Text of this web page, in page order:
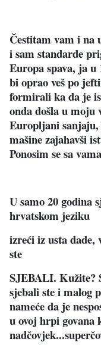
Čestitam vam i na
i sam standarde
Europa spava, ja u
bi oprao veš po
formirali ka da je
onda došla u moju
Europljani sanjaju,
mašine zajahavši
Ponosim se sa
U samo 20 godina
hrvatskom jeziku
izreći iz usta
ste
SJEBALI. Kužite?
sjebali ste i malog
nameće da je
u ovoj hrpi govana